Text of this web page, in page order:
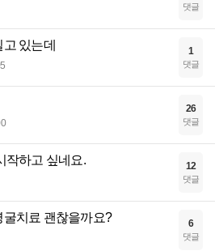
댓글
있는데 1
댓글
26
댓글
작하고 싶네요. 12
댓글
치료 괜찮을까요? 6
댓글